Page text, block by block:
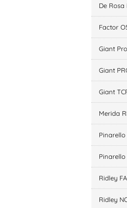
De Rosa
Factor
Giant
Giant
Giant
Merida
Pinarello
Pinarello
Ridley
Ridley